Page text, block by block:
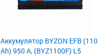
Аккумулятор BYZON EFB (110
Ah) 950 А, (BYZ1100F) L5